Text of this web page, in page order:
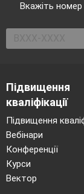
Вкажіть
Підвищення
кваліфікації
Підвищення
Вебінари
Конференції
Курси
Вектор